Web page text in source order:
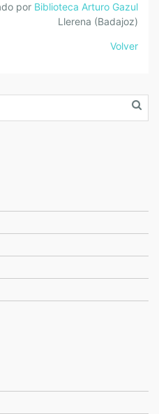
por Biblioteca Arturo Gazul
Llerena (Badajoz)
Volver